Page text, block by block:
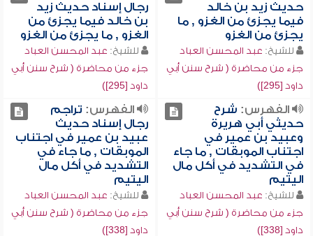
حديث زيد بن خالد
فيما يجزئ من الغزو , ما
يجزئ من الغزو
للشيخ: عبد المحسن العباد
جزء من محاضرة ( شرح سنن أبي
داود [295])
رجال إسناد حديث زيد
بن خالد فيما يجزئ من
الغزو , ما يجزئ من الغزو
للشيخ: عبد المحسن العباد
جزء من محاضرة ( شرح سنن أبي
داود [295])
الفهرس: شرح
حديثي أبي هريرة
وعبيد بن عمير في
اجتناب الموبقات , ما جاء
في التشديد في أكل مال
اليتيم
للشيخ: عبد المحسن العباد
جزء من محاضرة ( شرح سنن أبي
داود [338])
الفهرس: تراجم
رجال إسناد حديث
عبيد بن عمير في اجتناب
الموبقات , ما جاء في
التشديد في أكل مال
اليتيم
للشيخ: عبد المحسن العباد
جزء من محاضرة ( شرح سنن أبي
داود [338])